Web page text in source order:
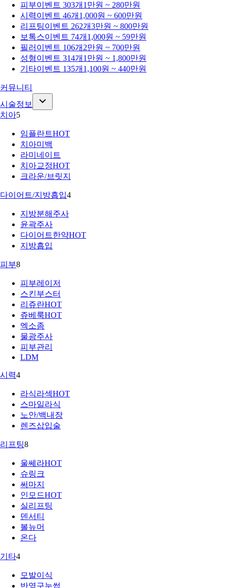
피부이벤트 303개 1만원 ~ 280만원
시력이벤트 46개 1,000원 ~ 600만원
리프팅이벤트 262개3만원 ~ 800만원
보톡스이벤트 74개 1,000원 ~ 59만원
필러 이벤트 106개 2만원 ~ 700만원
성형이벤트 314개 1만원 ~ 1,800만원
기타이벤트 135개 1,100원 ~ 440만원
커뮤니티
시술정보
치아5
임플란트HOT
치아미백
라미네이트
치아교정HOT
크라운/브릿지
다이어트/지방흡입4
지방분해주사
윤곽주사
다이어트한약HOT
지방흡입
피부8
피부레이저
스킨부스터
리쥬란HOT
쥬베룩HOT
엑소좀
물광주사
피부관리
LDM
시력4
라식라섹HOT
스마일라식
노안/백내장
렌즈삽입술
리프팅8
울쎄라HOT
슈링크
써마지
인모드HOT
실리프팅
덴서티
볼뉴머
온다
기타4
모발이식
반영구눈썹